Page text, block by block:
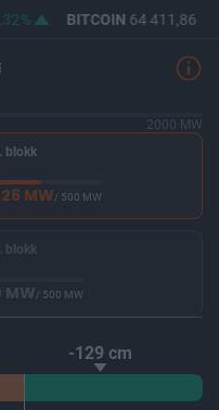
BITCOIN64 411,86
2000 MW
blokk
MW/ 500 MW
blokk
MW/ 500 MW
-129 cm